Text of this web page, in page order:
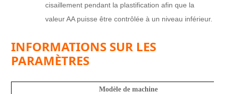
cisaillement pendant la plastification afin que la
valeur AA puisse être contrôlée à un niveau inférieur.
INFORMATIONS SUR LES
PARAMÈTRES
Modèle de machine